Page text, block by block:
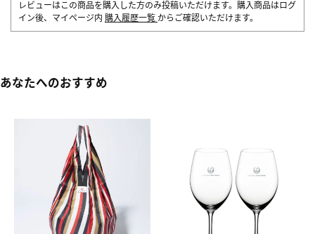
レビューはこの商品を購入した方のみ投稿いただけます。購入商品はログ
イン後、マイページ内 購入履歴一覧 からご確認いただけます。
あなたへのおすすめ